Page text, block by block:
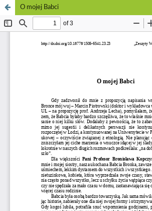
O mojej Babci